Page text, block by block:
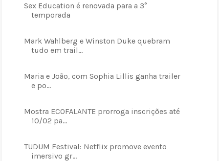
Sex Education é renovada para a 3°
temporada
Mark Wahlberg e Winston Duke quebram
tudo em trail...
Maria e João, com Sophia Lillis ganha trailer
e po...
Mostra ECOFALANTE prorroga inscrições até
10/02 pa...
TUDUM Festival: Netflix promove evento
imersivo gr...